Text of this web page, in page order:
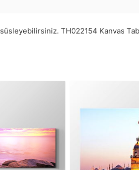
süsleyebilirsiniz. TH022154 Kanvas